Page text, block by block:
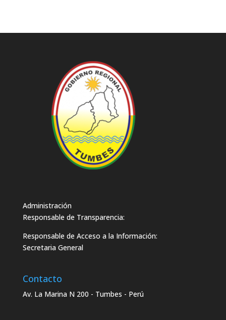
Administración
Responsable de Transparencia:
Responsable de Acceso a la Información:
Secretaria General
Contacto
Av. La Marina N 200 - Tumbes - Perú